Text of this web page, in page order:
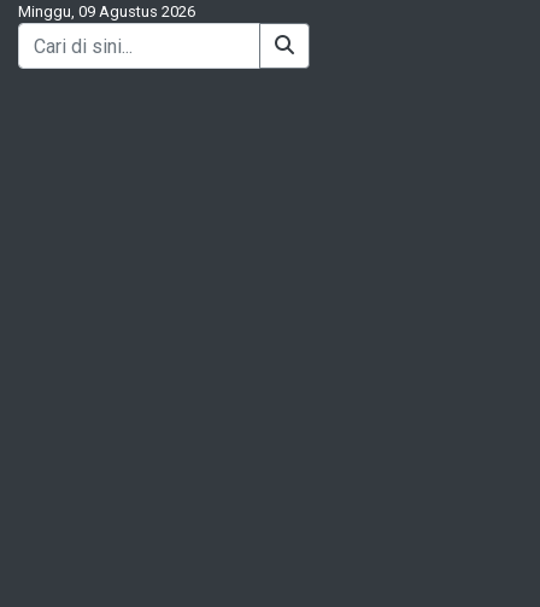
Minggu, 09 Agustus 2026